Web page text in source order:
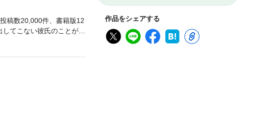
作品をシェアする
稿数20,000件、書籍版12
てこない彼氏のことがけ
匂いがしない彼が好きだ